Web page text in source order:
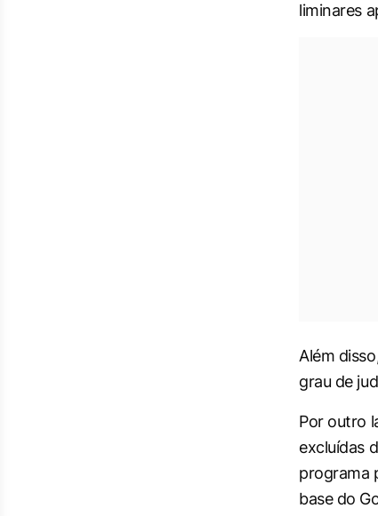
liminares
Além
grau de
Por outro
excluídas
programa
base do